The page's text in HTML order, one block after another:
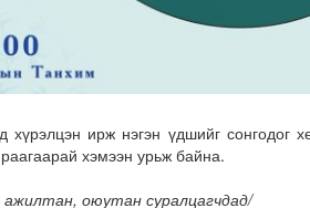
хүрэлцэн ирж нэгэн үдшийг сонгодог
хэмээн урьж байна.
оюутан суралцагчдад/